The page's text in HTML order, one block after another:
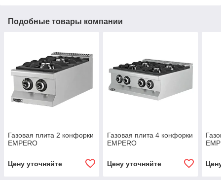
Подобные товары компании
Газовая плита 2 конфорки
EMPERO
Цену уточняйте
Газовая плита 4 конфорки
EMPERO
Цену уточняйте